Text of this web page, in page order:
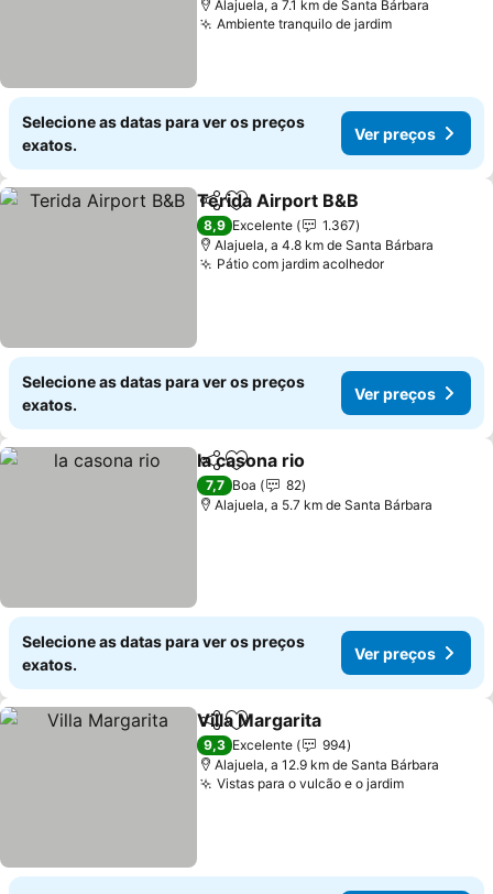
Alajuela, a 7.1 km de Santa Bárbara
Ambiente tranquilo de jardimVer preços
Selecione as datas para ver os preços
exatos.
Ver preços
PartilharAdicionar aos favoritos
Terida Airport B&B
8,9 Excelente
1.367
Alajuela, a 4.8 km de Santa Bárbara
Pátio com jardim acolhedorVer preços
Selecione as datas para ver os preços
exatos.
Ver preços
PartilharAdicionar aos favoritos
la casona rio
7,7 Boa
82
Alajuela, a 5.7 km de Santa Bárbara
Selecione as datas para ver os preços
exatos.
Ver preços
PartilharAdicionar aos favoritos
Villa Margarita
9,3 Excelente
994
Alajuela, a 12.9 km de Santa Bárbara
Vistas para o vulcão e o jardimVer preços